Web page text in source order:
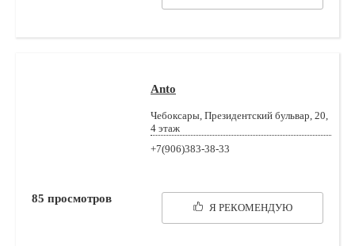
Anto
Чебоксары, Президентский бульвар, 20,
4 этаж
+7(906)383-38-33
Я РЕКОМЕНДУЮ
85 просмотров